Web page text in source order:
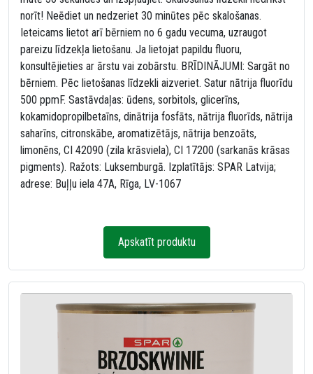
norīt! Neēdiet un nedzeriet 30 minūtes pēc skalošanas.
Ieteicams lietot arī bērniem no 6 gadu vecuma, uzraugot
pareizu līdzekļa lietošanu. Ja lietojat papildu fluoru,
konsultējieties ar ārstu vai zobārstu. BRĪDINĀJUMI: Sargāt no
bērniem. Pēc lietošanas līdzekli aizveriet. Satur nātrija fluorīdu
500 ppmF. Sastāvdaļas: ūdens, sorbitols, glicerīns,
kokamidopropilbetaīns, dinātrija fosfāts, nātrija fluorīds, nātrija
saharīns, citronskābe, aromatizētājs, nātrija benzoāts,
limonēns, CI 42090 (zila krāsviela), CI 17200 (sarkanās krāsas
pigments). Ražots: Luksemburgā. Izplatītājs: SPAR Latvija;
adrese: Buļļu iela 47A, Rīga, LV-1067
Apskatīt produktu